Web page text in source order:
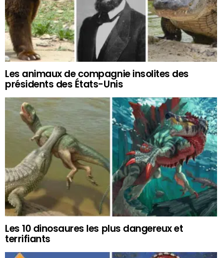
Les animaux de compagnie insolites des
présidents des États-Unis
Les 10 dinosaures les plus dangereux et
terrifiants